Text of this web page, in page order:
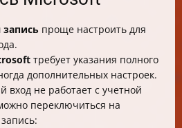
запись проще настроить для
требует указания полного
дополнительных настроек.
вход не работает с учетной
переключиться на